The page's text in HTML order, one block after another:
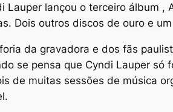
Lauper lançou o terceiro álbum ,
Dois outros discos de ouro e
da gravadora e dos fãs
se pensa que Cyndi Lauper só
de muitas sessões de música